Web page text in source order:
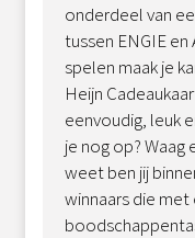
onderdeel van
tussen ENGIE
spelen maak je
Heijn
eenvoudig, leuk
je nog op? Waag
weet ben jij
winnaars die